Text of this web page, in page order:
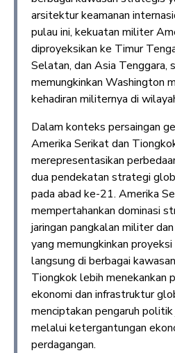
arsitektur keamanan
pulau ini, kekuatan militer
diproyeksikan ke Timur
Selatan, dan Asia Tenggara,
memungkinkan Washington
kehadiran militernya di
Dalam konteks persaingan
Amerika Serikat dan
merepresentasikan
dua pendekatan strategi
pada abad ke-21. Amerika
mempertahankan dominasi
jaringan pangkalan militer
yang memungkinkan
langsung di berbagai
Tiongkok lebih menekankan
ekonomi dan infrastruktur
menciptakan pengaruh politik
melalui ketergantungan
perdagangan.